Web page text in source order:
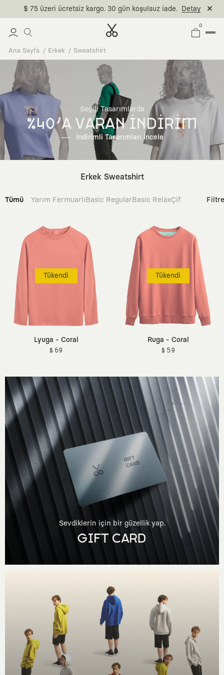
$ 75 üzeri ücretsiz kargo. 30 gün koşulsuz iade. Detay
0
Ana Sayfa Erkek Sweatshirt
Seçili Tasarımlarda
%40'A VARAN İNDİRİM
İndirimli Tasarımları İncele
Erkek Sweatshirt
Tümü Yarım FermuarlıBasic RegularBasic RelaxÇift Taraflı Filtre
Tükendi
Lyuga - Coral
$ 69
Tükendi
Ruga - Coral
$ 59
Sevdiklerin için bir güzellik yap.
GIFT CARD